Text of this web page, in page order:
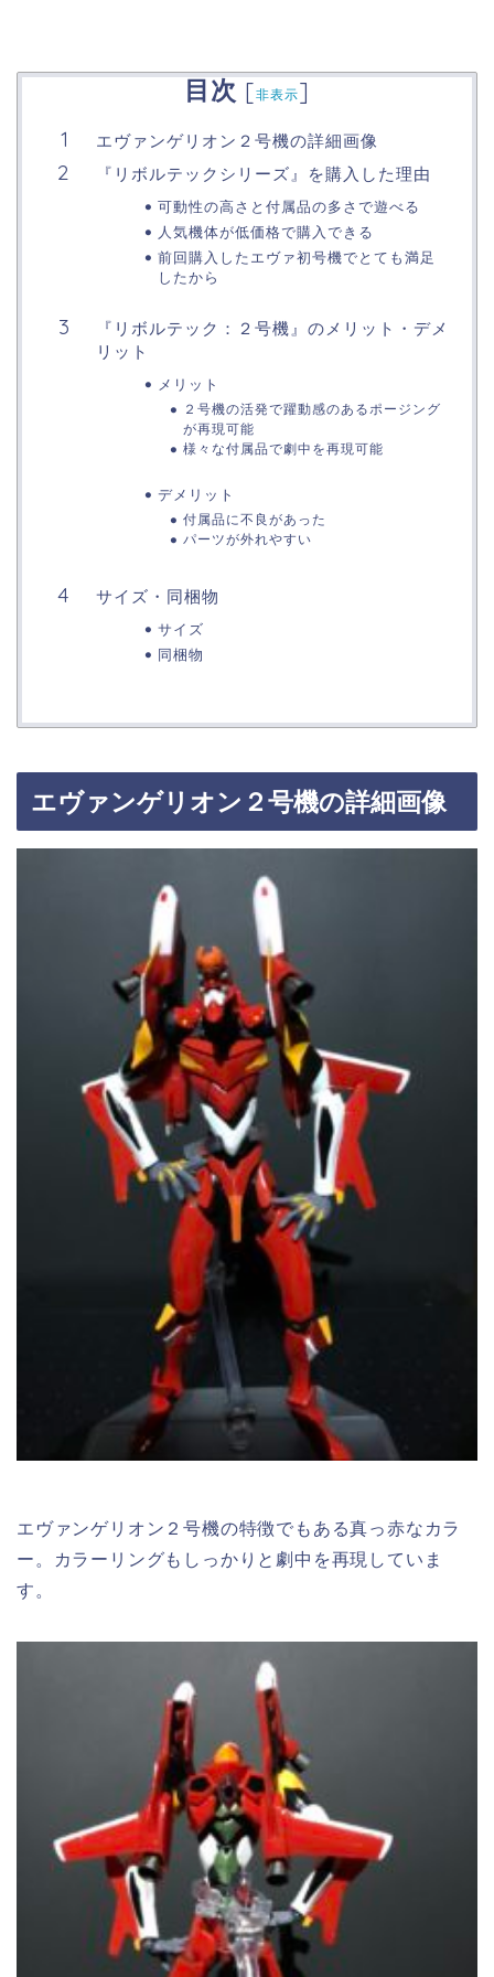
目次 [非表示]
エヴァンゲリオン２号機の詳細画像
『リボルテックシリーズ』を購入した理由
可動性の高さと付属品の多さで遊べる
人気機体が低価格で購入できる
前回購入したエヴァ初号機でとても満足
したから
『リボルテック：２号機』のメリット・デメ
リット
メリット
２号機の活発で躍動感のあるポージング
が再現可能
様々な付属品で劇中を再現可能
デメリット
付属品に不良があった
パーツが外れやすい
サイズ・同梱物
サイズ
同梱物
エヴァンゲリオン２号機の詳細画像
エヴァンゲリオン２号機の特徴でもある真っ赤なカラ
ー。カラーリングもしっかりと劇中を再現していま
す。